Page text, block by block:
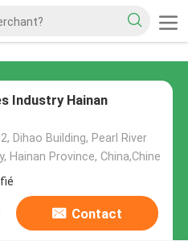
Industry Hainan
Dihao Building, Pearl River
Hainan Province, China,Chine
Contact